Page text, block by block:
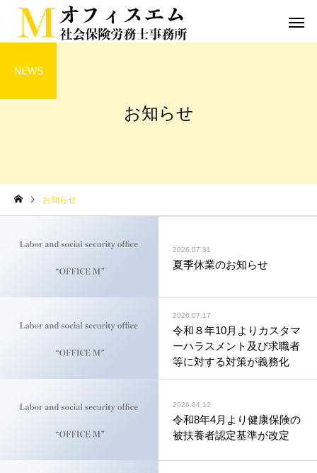
お知らせ
NEWS
お知らせ
2026.07.31
夏季休業のお知らせ
2026.07.17
令和８年10月よりカスタマ
ーハラスメント及び求職者
等に対する対策が義務化
2026.04.12
令和8年4月より健康保険の
被扶養者認定基準が改定